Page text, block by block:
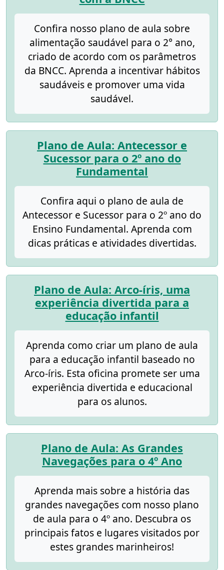
Confira nosso plano de aula sobre
alimentação saudável para o 2° ano,
criado de acordo com os parâmetros
da BNCC. Aprenda a incentivar hábitos
saudáveis e promover uma vida
saudável.
Plano de Aula: Antecessor e
Sucessor para o 2º ano do
Fundamental
Confira aqui o plano de aula de
Antecessor e Sucessor para o 2º ano do
Ensino Fundamental. Aprenda com
dicas práticas e atividades divertidas.
Plano de Aula: Arco-íris, uma
experiência divertida para a
educação infantil
Aprenda como criar um plano de aula
para a educação infantil baseado no
Arco-íris. Esta oficina promete ser uma
experiência divertida e educacional
para os alunos.
Plano de Aula: As Grandes
Navegações para o 4º Ano
Aprenda mais sobre a história das
grandes navegações com nosso plano
de aula para o 4º ano. Descubra os
principais fatos e lugares visitados por
estes grandes marinheiros!